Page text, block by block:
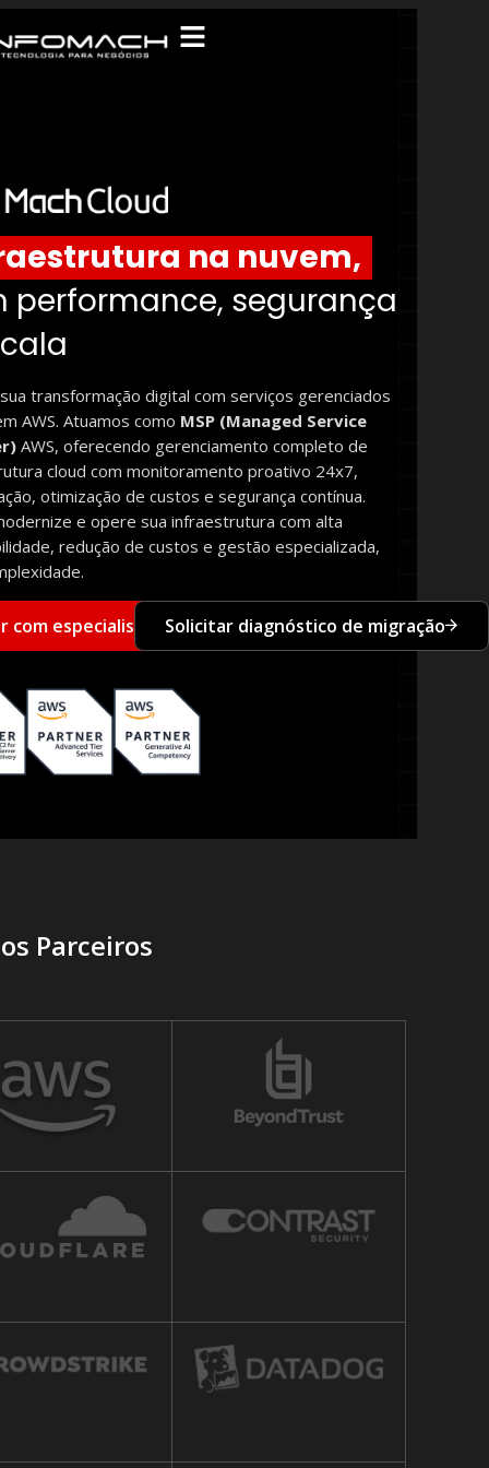
na nuvem,
performance, segurança
transformação digital com serviços gerenciados
AWS. Atuamos como MSP (Managed Service
AWS, oferecendo gerenciamento completo de
cloud com monitoramento proativo 24x7,
otimização de custos e segurança contínua.
e opere sua infraestrutura com alta
redução de custos e gestão especializada,
com especialista Solicitar diagnóstico de migração
Parceiros